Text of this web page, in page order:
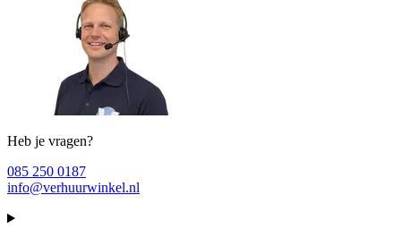
Heb je vragen?
085 250 0187
info@verhuurwinkel.nl